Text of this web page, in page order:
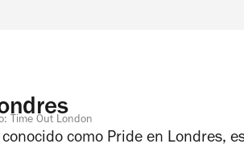
Time Out London
como Pride en Londres,